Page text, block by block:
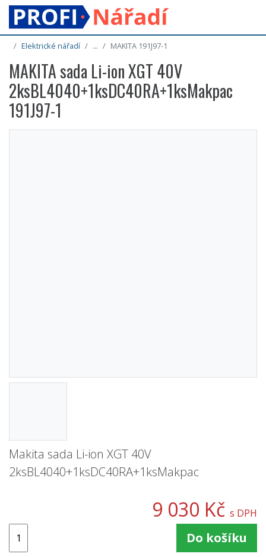
Elektrické nářadí ... MAKITA 191J97-1
MAKITA sada Li-ion XGT 40V
2ksBL4040+1ksDC40RA+1ksMakpac
191J97-1
Makita sada Li-ion XGT 40V
2ksBL4040+1ksDC40RA+1ksMakpac
9 030 Kč s DPH
Do košíku